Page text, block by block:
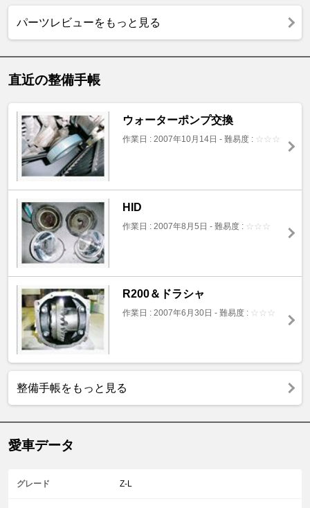
パーツレビューをもっと見る
直近の整備手帳
ウォーターポンプ交換
作業日 : 2007年10月14日 - 難易度 : ☆ ☆ ☆
HID
作業日 : 2007年8月5日 - 難易度 : ☆ ☆ ☆
R200＆ドラシャ
作業日 : 2007年6月30日 - 難易度 : ☆ ☆ ☆
整備手帳をもっと見る
愛車データ
グレード Z-L